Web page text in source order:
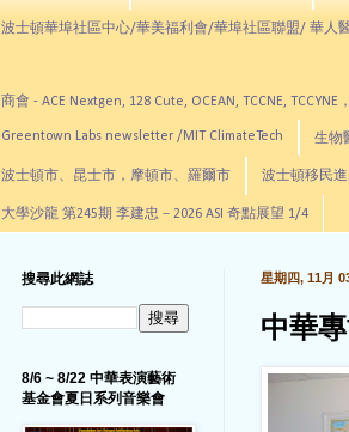
波士頓華埠社區中心/華美福利會/華埠社區聯盟/ 華人
商會 - ACE Nextgen, 128 Cute, OCEAN, TCCNE,
Greentown Labs newsletter /MIT ClimateTech 生物
波士頓市、昆士市，摩頓市、羅爾市 波士頓移民
大學沙龍 第245期 李建忠－2026 ASI 奇點展望 1/4
星期四, 11月
中華
搜尋此網誌
8/6 ~ 8/22 中華表演藝術
基金會夏日系列音樂會